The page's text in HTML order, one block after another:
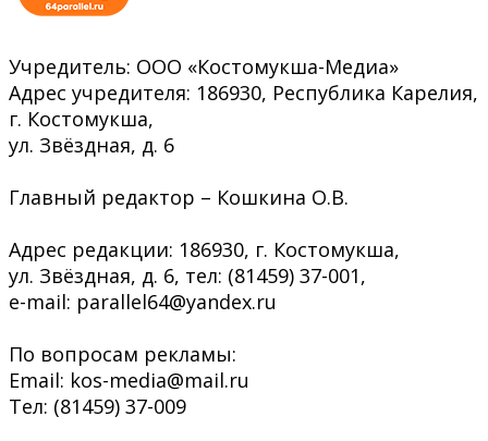
Учредитель: ООО «Костомукша-Медиа»
Адрес учредителя: 186930, Республика Карелия,
г. Костомукша,
ул. Звёздная, д. 6
Главный редактор – Кошкина О.В.
Адрес редакции: 186930, г. Костомукша,
ул. Звёздная, д. 6, тел: (81459) 37-001,
e-mail: parallel64@yandex.ru
По вопросам рекламы:
Email: kos-media@mail.ru
Тел: (81459) 37-009